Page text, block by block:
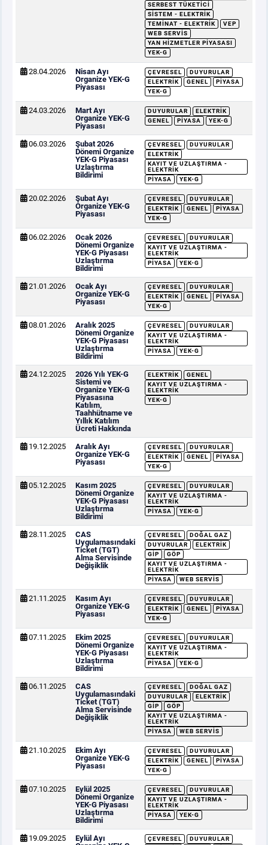
SERBEST TÜKETICI
SISTEM - ELEKTRIK
TEMINAT - ELEKTRIK
VEP
WEB SERVIS
YAN HIZMETLER PIYASASI
YEK-G
28.04.2026
Nisan Ayı
Organize YEK-G
Piyasası
ÇEVRESEL
DUYURULAR
ELEKTRIK
GENEL
PIYASA
YEK-G
24.03.2026
Mart Ayı
Organize YEK-G
Piyasası
DUYURULAR
ELEKTRIK
GENEL
PIYASA YEK-G
06.03.2026
Şubat 2026
Dönemi Organize
YEK-G Piyasası
Uzlaştırma
Bildirimi
ÇEVRESEL
DUYURULAR
ELEKTRIK
KAYIT VE UZLAŞTIRMA -
ELEKTRIK
PIYASA
YEK-G
20.02.2026
Şubat Ayı
Organize YEK-G
Piyasası
ÇEVRESEL
DUYURULAR
ELEKTRIK
GENEL
PIYASA
YEK-G
06.02.2026
Ocak 2026
Dönemi Organize
YEK-G Piyasası
Uzlaştırma
Bildirimi
ÇEVRESEL
DUYURULAR
KAYIT VE UZLAŞTIRMA -
ELEKTRIK
PIYASA
YEK-G
21.01.2026
Ocak Ayı
Organize YEK-G
Piyasası
ÇEVRESEL
DUYURULAR
ELEKTRIK
GENEL
PIYASA
YEK-G
08.01.2026
Aralık 2025
Dönemi Organize
YEK-G Piyasası
Uzlaştırma
Bildirimi
ÇEVRESEL
DUYURULAR
KAYIT VE UZLAŞTIRMA -
ELEKTRIK
PIYASA
YEK-G
24.12.2025
2026 Yılı YEK-G
Sistemi ve
Organize YEK-G
Piyasasına
Katılım,
Taahhütname ve
Yıllık Katılım
Ücreti Hakkında
ELEKTRIK
GENEL
KAYIT VE UZLAŞTIRMA -
ELEKTRIK
YEK-G
19.12.2025
Aralık Ayı
Organize YEK-G
Piyasası
ÇEVRESEL
DUYURULAR
ELEKTRIK
GENEL
PIYASA
YEK-G
05.12.2025
Kasım 2025
Dönemi Organize
YEK-G Piyasası
Uzlaştırma
Bildirimi
ÇEVRESEL
DUYURULAR
KAYIT VE UZLAŞTIRMA -
ELEKTRIK
PIYASA
YEK-G
28.11.2025
CAS
Uygulamasındaki
Ticket (TGT)
Alma Servisinde
Değişiklik
ÇEVRESEL
DOĞAL GAZ
DUYURULAR
ELEKTRIK
GİP
GÖP
KAYIT VE UZLAŞTIRMA -
ELEKTRIK
PIYASA
WEB SERVIS
21.11.2025
Kasım Ayı
Organize YEK-G
Piyasası
ÇEVRESEL
DUYURULAR
ELEKTRIK
GENEL
PIYASA
YEK-G
07.11.2025
Ekim 2025
Dönemi Organize
YEK-G Piyasası
Uzlaştırma
Bildirimi
ÇEVRESEL
DUYURULAR
KAYIT VE UZLAŞTIRMA -
ELEKTRIK
PIYASA
YEK-G
06.11.2025
CAS
Uygulamasındaki
Ticket (TGT)
Alma Servisinde
Değişiklik
ÇEVRESEL
DOĞAL GAZ
DUYURULAR
ELEKTRIK
GİP
GÖP
KAYIT VE UZLAŞTIRMA -
ELEKTRIK
PIYASA
WEB SERVIS
21.10.2025
Ekim Ayı
Organize YEK-G
Piyasası
ÇEVRESEL
DUYURULAR
ELEKTRIK
GENEL
PIYASA
YEK-G
07.10.2025
Eylül 2025
Dönemi Organize
YEK-G Piyasası
Uzlaştırma
Bildirimi
ÇEVRESEL
DUYURULAR
KAYIT VE UZLAŞTIRMA -
ELEKTRIK
PIYASA
YEK-G
19.09.2025
Eylül Ayı
ÇEVRESEL DUYURULAR